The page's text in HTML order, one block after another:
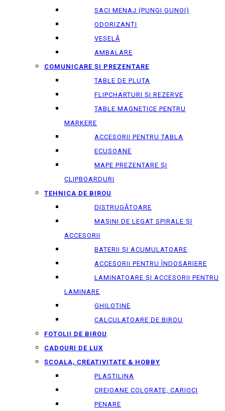
SACI MENAJ (PUNGI GUNOI)
ODORIZANȚI
VESELĂ
AMBALARE
COMUNICARE ȘI PREZENTARE
TABLE DE PLUTA
FLIPCHARTURI ȘI REZERVE
TABLE MAGNETICE PENTRU
MARKERE
ACCESORII PENTRU TABLA
ECUSOANE
MAPE PREZENTARE ȘI
CLIPBOARDURI
TEHNICA DE BIROU
DISTRUGĂTOARE
MAȘINI DE LEGAT SPIRALE ȘI
ACCESORII
BATERII ȘI ACUMULATOARE
ACCESORII PENTRU ÎNDOSARIERE
LAMINATOARE ȘI ACCESORII PENTRU
LAMINARE
GHILOTINE
CALCULATOARE DE BIROU
FOTOLII DE BIROU
CADOURI DE LUX
ȘCOALA, CREATIVITATE & HOBBY
PLASTILINA
CREIOANE COLORATE, CARIOCI
PENARE